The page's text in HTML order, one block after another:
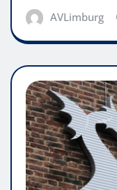
AVLimburg